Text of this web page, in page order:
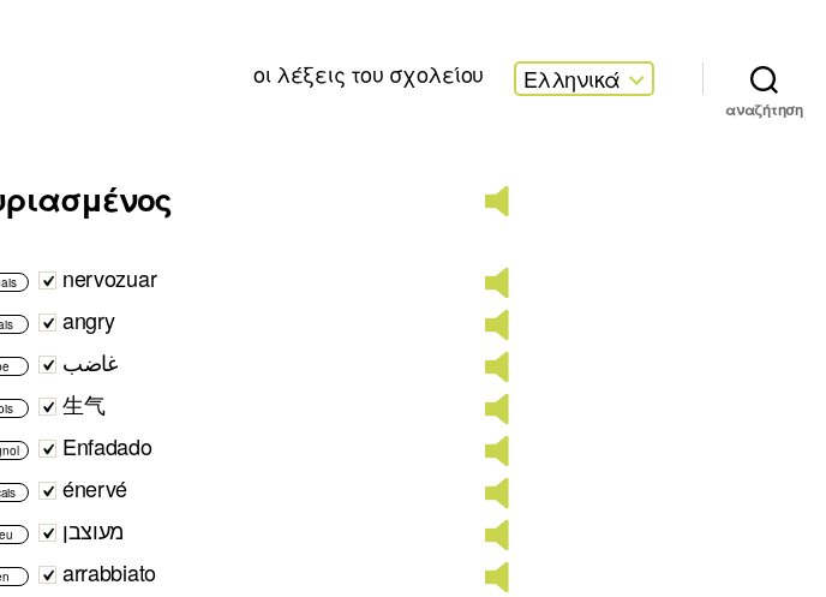
οι λέξεις του σχολείου Ελληνικά
αναζήτηση
nervozuar
angry
غاضب
生气
Enfadado
énervé
מעוצבן
arrabbiato